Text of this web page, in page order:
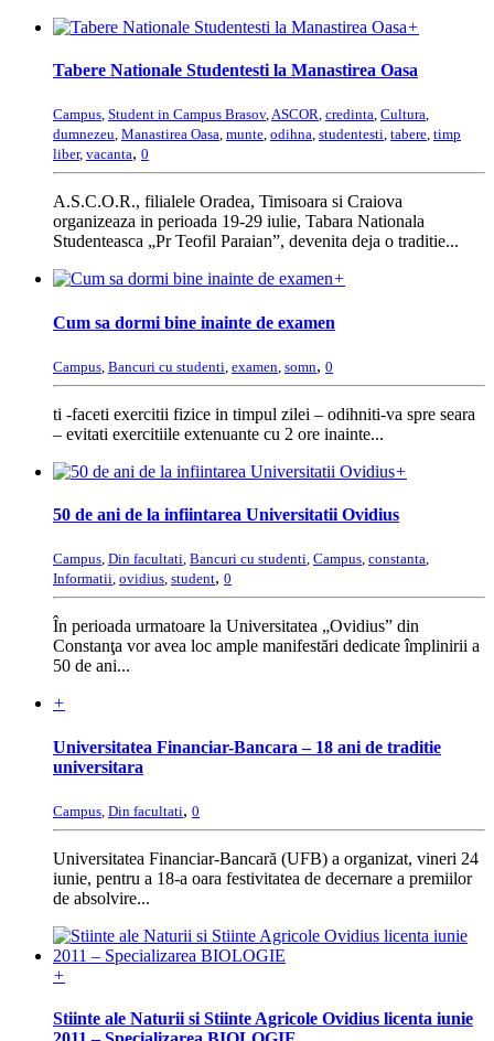
+
Tabere Nationale Studentesti la Manastirea Oasa
Campus, Student in Campus Brasov,ASCOR, credinta, Cultura,
dumnezeu, Manastirea Oasa, munte, odihna, studentesti, tabere, timp
liber, vacanta, 0
A.S.C.O.R., filialele Oradea, Timisoara si Craiova
organizeaza in perioada 19-29 iulie, Tabara Nationala
Studenteasca „Pr Teofil Paraian”, devenita deja o traditie...
+
Cum sa dormi bine inainte de examen
Campus Bancuri cu studenti examen somn, 0
ti -faceti exercitii fizice in timpul zilei – odihniti-va spre seara
– evitati exercitiile extenuante cu 2 ore inainte...
+
50 de ani de la infiintarea Universitatii Ovidius
Campus, Din facultati, Bancuri cu studenti, Campus, constanta,
Informatii, ovidius, student, 0
În perioada urmatoare la Universitatea „Ovidius” din
Constanţa vor avea loc ample manifestări dedicate împlinirii a
50 de ani...
+
Universitatea Financiar-Bancara – 18 ani de traditie
universitara
Campus Din facultati, 0
Universitatea Financiar-Bancară (UFB) a organizat, vineri 24
iunie, pentru a 18-a oara festivitatea de decernare a premiilor
de absolvire...
+
Stiinte ale Naturii si Stiinte Agricole Ovidius licenta iunie